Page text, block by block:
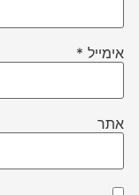
אימייל *
אתר